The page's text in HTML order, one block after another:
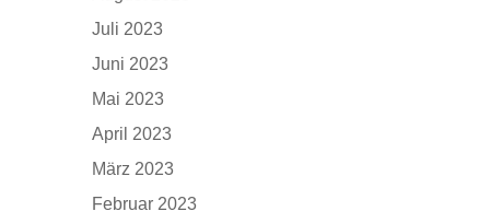
Juli 2023
Juni 2023
Mai 2023
April 2023
März 2023
Februar 2023